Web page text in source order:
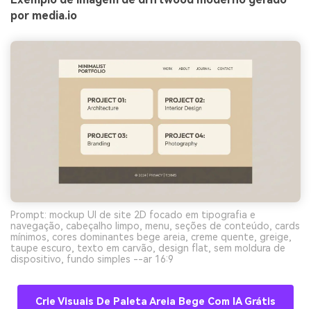
por media.io
Prompt: mockup UI de site 2D focado em tipografia e
navegação, cabeçalho limpo, menu, seções de conteúdo, cards
mínimos, cores dominantes bege areia, creme quente, greige,
taupe escuro, texto em carvão, design flat, sem moldura de
dispositivo, fundo simples --ar 16:9
Crie Visuais De Paleta Areia Bege Com IA Grátis